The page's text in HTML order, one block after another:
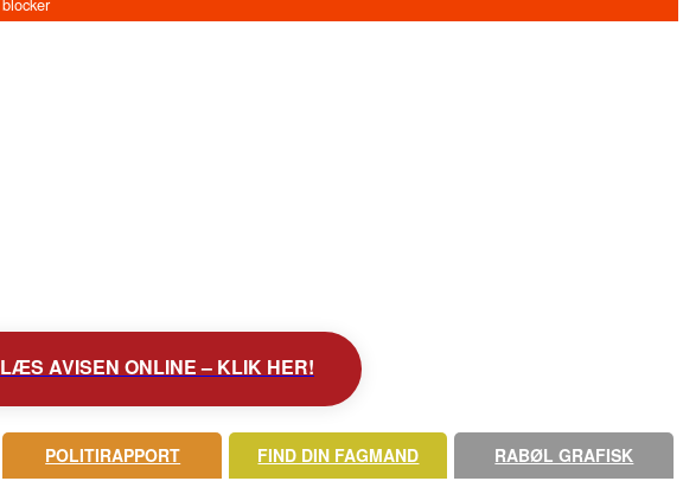
LÆS AVISEN ONLINE – KLIK HER!
POLITIRAPPORT FIND DIN FAGMAND RABØL GRAFISK